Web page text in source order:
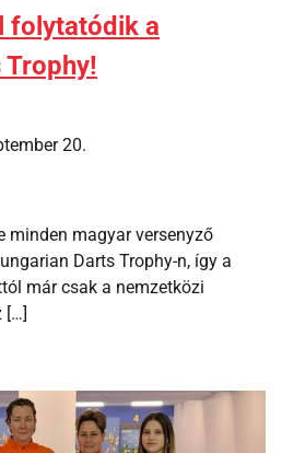
folytatódik a
Trophy!
20.
minden magyar versenyző
Darts Trophy-n, így a
már csak a nemzetközi
[…]